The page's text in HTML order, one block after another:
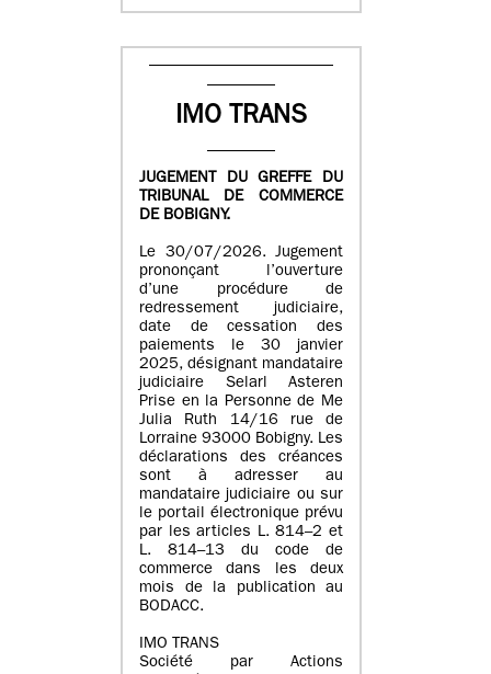
IMO TRANS
JUGEMENT DU GREFFE DU
TRIBUNAL DE COMMERCE
DE BOBIGNY.
Le 30/07/2026. Jugement
prononçant l’ouverture
d’une procédure de
redressement judiciaire,
date de cessation des
paiements le 30 janvier
2025, désignant mandataire
judiciaire Selarl Asteren
Prise en la Personne de Me
Julia Ruth 14/16 rue de
Lorraine 93000 Bobigny. Les
déclarations des créances
sont à adresser au
mandataire judiciaire ou sur
le portail électronique prévu
par les articles L. 814–2 et
L. 814–13 du code de
commerce dans les deux
mois de la publication au
BODACC.
IMO TRANS
Société par Actions